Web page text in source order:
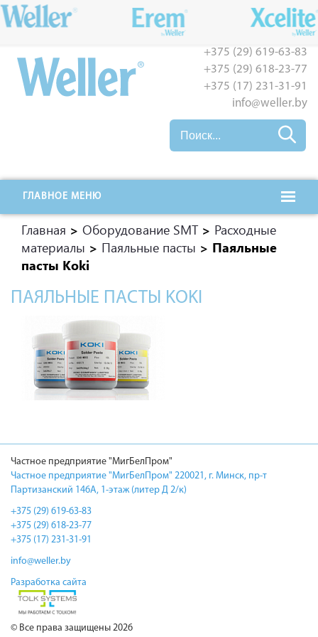
+375 (29) 619-63-83
+375 (29) 618-23-77
+375 (17) 231-31-91
info@weller.by
ГЛАВНОЕ МЕНЮ
Главная > Оборудование SMT> Расходные
материалы > Паяльные пасты > Паяльные
пасты Koki
ПАЯЛЬНЫЕ ПАСТЫ KOKI
Частное предприятие "МигБелПром"
Частное предприятие "МигБелПром" 220021, г. Минск, пр-т
Партизанский 146А, 1-этаж (литер Д 2/к)
+375 (29) 619-63-83
+375 (29) 618-23-77
+375 (17) 231-31-91
info@weller.by
Разработка сайта
© Все права защищены 2026